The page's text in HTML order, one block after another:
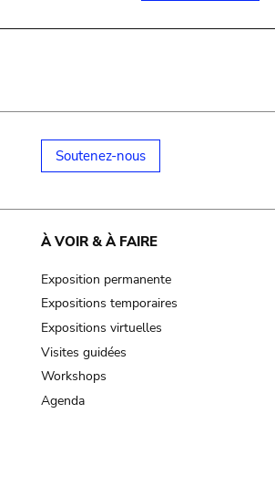
Soutenez-nous
À VOIR & À FAIRE
Exposition permanente
Expositions temporaires
Expositions virtuelles
Visites guidées
Workshops
Agenda